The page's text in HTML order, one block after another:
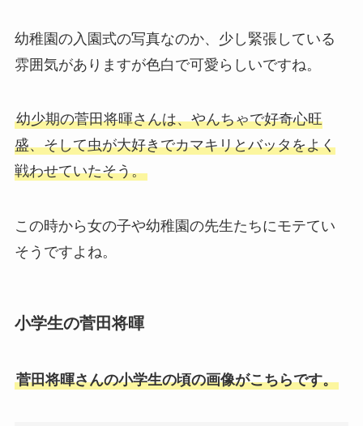
幼稚園の入園式の写真なのか、少し緊張している
雰囲気がありますが色白で可愛らしいですね。
幼少期の菅田将暉さんは、やんちゃで好奇心旺
盛、そして虫が大好きでカマキリとバッタをよく
戦わせていたそう。
この時から女の子や幼稚園の先生たちにモテてい
そうですよね。
小学生の菅田将暉
菅田将暉さんの小学生の頃の画像がこちらです。